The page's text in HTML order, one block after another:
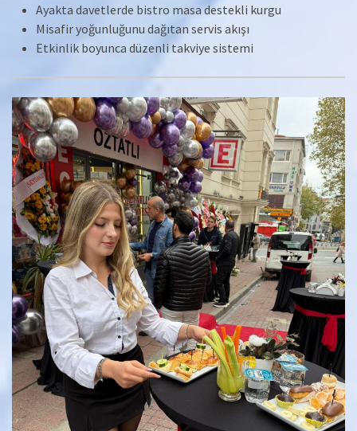
Ayakta davetlerde bistro masa destekli kurgu
Misafir yoğunluğunu dağıtan servis akışı
Etkinlik boyunca düzenli takviye sistemi